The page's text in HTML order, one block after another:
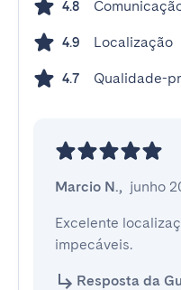
4.8
4.9 Localização
4.7 Qualidade-
Marcio N., junho
Excelente
impecáveis.
Resposta da